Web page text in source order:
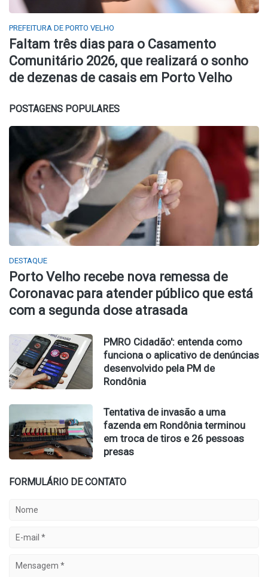
PREFEITURA DE PORTO VELHO
Faltam três dias para o Casamento
Comunitário 2026, que realizará o sonho
de dezenas de casais em Porto Velho
POSTAGENS POPULARES
DESTAQUE
Porto Velho recebe nova remessa de
Coronavac para atender público que está
com a segunda dose atrasada
PMRO Cidadão': entenda como
funciona o aplicativo de denúncias
desenvolvido pela PM de
Rondônia
Tentativa de invasão a uma
fazenda em Rondônia terminou
em troca de tiros e 26 pessoas
presas
FORMULÁRIO DE CONTATO